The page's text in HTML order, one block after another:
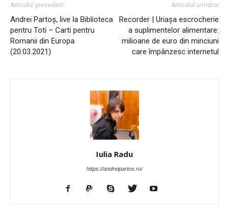
Articolul precedent
Andrei Partoș, live la Biblioteca
pentru Toti – Carti pentru
Romanii din Europa
(20.03.2021)
Articolul următor
Recorder | Uriașa escrocherie
a suplimentelor alimentare:
milioane de euro din minciuni
care împânzesc internetul
Iulia Radu
https://andreipartos.ro/